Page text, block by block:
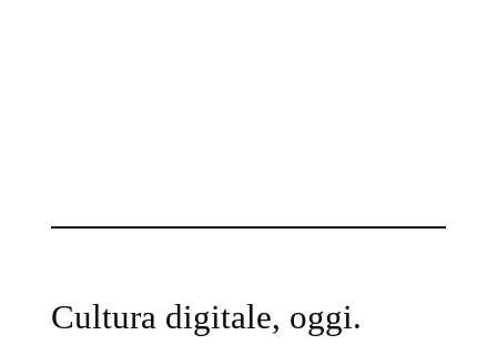
Cultura digitale, oggi.